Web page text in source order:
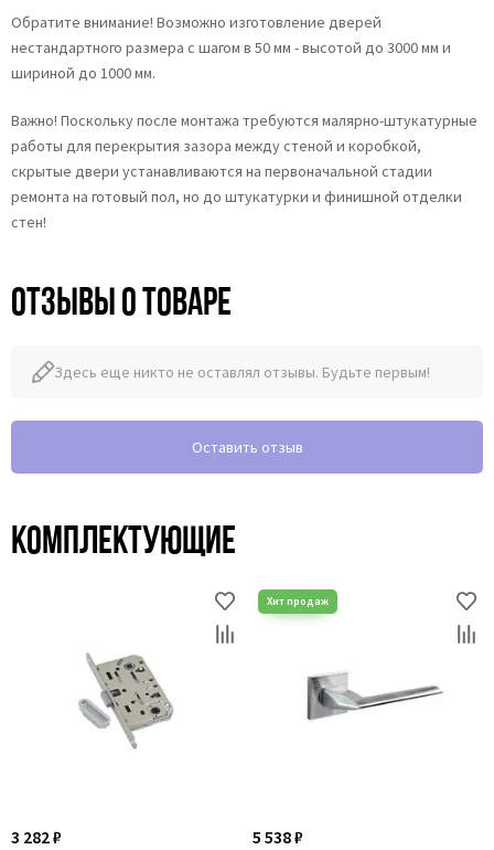
Обратите внимание! Возможно изготовление дверей
нестандартного размера с шагом в 50 мм - высотой до 3000 мм и
шириной до 1000 мм.
Важно! Поскольку после монтажа требуются малярно-штукатурные
работы для перекрытия зазора между стеной и коробкой,
скрытые двери устанавливаются на первоначальной стадии
ремонта на готовый пол, но до штукатурки и финишной отделки
стен!
Отзывы о товаре
Здесь еще никто не оставлял отзывы. Будьте первым!
Оставить отзыв
Комплектующие
3 282 ₽ 5 538 ₽